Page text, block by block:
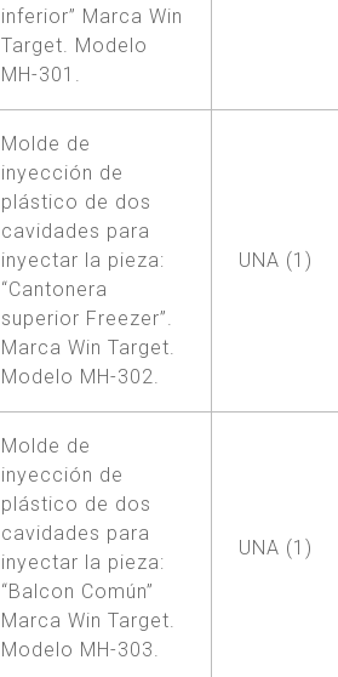
inferior” Marca Win
Target. Modelo
MH-301.
Molde de
inyección de
plástico de dos
cavidades para
inyectar la pieza:
“Cantonera
superior Freezer”.
Marca Win Target.
Modelo MH-302.
UNA (1)
Molde de
inyección de
plástico de dos
cavidades para
inyectar la pieza:
“Balcon Común”
Marca Win Target.
Modelo MH-303.
UNA (1)